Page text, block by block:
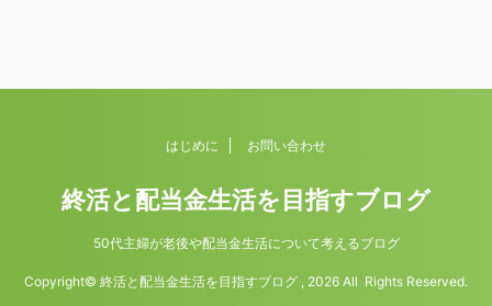
はじめに お問い合わせ
終活と配当金生活を目指すブログ
50代主婦が老後や配当金生活について考えるブログ
Copyright© 終活と配当金生活を目指すブログ , 2026 All Rights Reserved.